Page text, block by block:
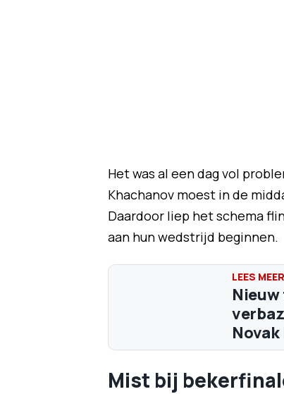
Het was al een dag vol
Khachanov moest in de
Daardoor liep het schema
aan hun wedstrijd beginnen.
Mist bij